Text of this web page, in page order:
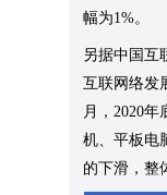
幅为1%。
另据中国互
互联网络发
月，2020
机、平板电
的下滑，整